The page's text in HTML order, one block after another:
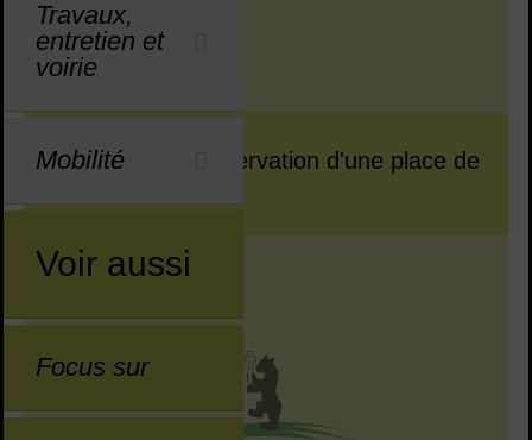
Travaux,
entretien et
voirie
Mobilité
Voir aussi
Focus sur
Demandes de réservation d'une place de